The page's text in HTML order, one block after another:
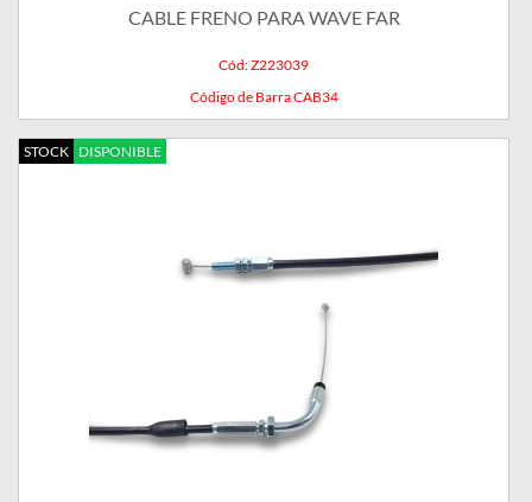
CABLE FRENO PARA WAVE FAR
Cód: Z223039
Código de Barra CAB34
STOCK DISPONIBLE